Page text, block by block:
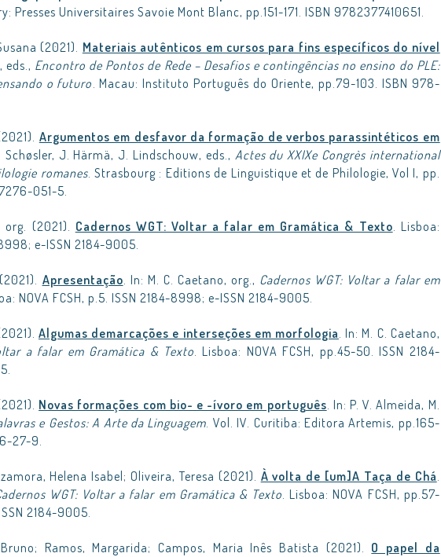
Presses Universitaires Savoie Mont Blanc, pp.151-171. ISBN 9782377410651.
(2021). Materiais autênticos em cursos para fins específicos do nível
eds., Encontro de Pontos de Rede – Desafios e contingências no ensino do PLE:
o futuro. Macau: Instituto Português do Oriente, pp.79-103. ISBN 978-
Argumentos em desfavor da formação de verbos parassintéticos em
Schøsler, J. Härmä, J. Lindschouw, eds., Actes du XXIXe Congrès international
romanes. Strasbourg : Editions de Linguistique et de Philologie, Vol I, pp.
051-5.
org. (2021). Cadernos WGT: Voltar a falar em Gramática & Texto. Lisboa:
e-ISSN 2184-9005.
Apresentação. In: M. C. Caetano, org., Cadernos WGT: Voltar a falar em
NOVA FCSH, p.5. ISSN 2184-8998; e-ISSN 2184-9005.
Algumas demarcações e interseções em morfologia. In: M. C. Caetano,
a falar em Gramática & Texto. Lisboa: NOVA FCSH, pp.45-50. ISSN 2184-
Novas formações com bio- e -ívoro em português. In: P. V. Almeida, M.
e Gestos: A Arte da Linguagem. Vol. IV. Curitiba: Editora Artemis, pp.165-
27-9.
Helena Isabel; Oliveira, Teresa (2021). À volta de [um]A Taça de Chá.
WGT: Voltar a falar em Gramática & Texto. Lisboa: NOVA FCSH, pp.57-
2184-9005.
Ramos, Margarida; Campos, Maria Inês Batista (2021). O papel da